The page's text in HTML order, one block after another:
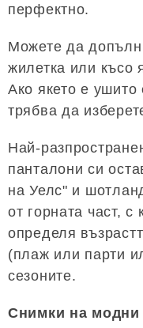
перфектно.
Можете да
жилетка или
Ако якето е ушито
трябва да
Най-
панталони си
на Уелс" и
от горната част,
определя
(плаж или парти
сезоните.
Снимки на модни